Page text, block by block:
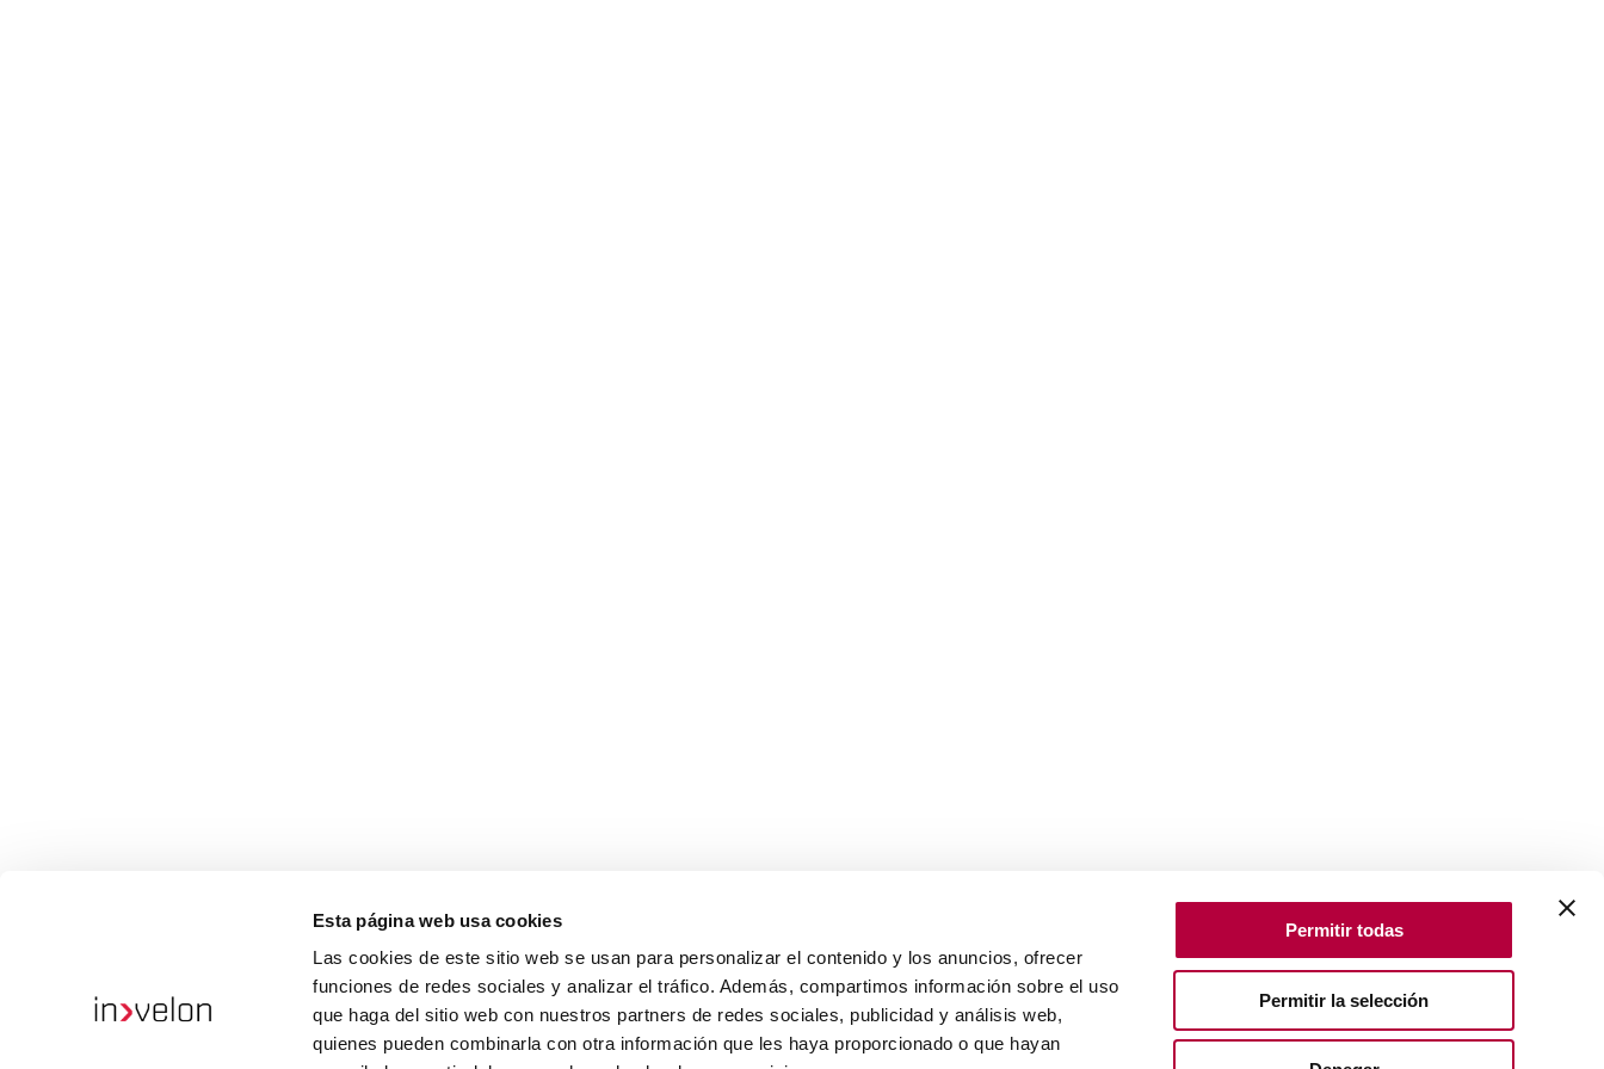
Esta página web usa cookies
Las cookies de este sitio web se usan para personalizar el contenido y los anuncios, ofrecer
funciones de redes sociales y analizar el tráfico. Además, compartimos información sobre el uso
que haga del sitio web con nuestros partners de redes sociales, publicidad y análisis web,
quienes pueden combinarla con otra información que les haya proporcionado o que hayan
Permitir todas
Permitir la selección